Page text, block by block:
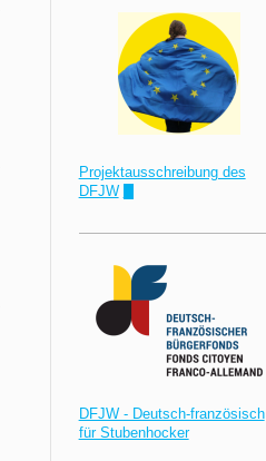
Projektausschreibung des
DFJW
DFJW - Deutsch-französisch
für Stubenhocker